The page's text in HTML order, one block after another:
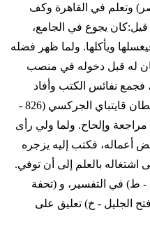
وتعلم في القاهرة وكف
معدما، قيل:كان يجوع في الجامع،
ويأكلها. ولما ظهر فضله
كان له قبل دخوله في منصب
فجمع نفائس الكتب وأفاد
القارئين عليه علما ومالا. وولاه السلطان قايتباي الجركسي (826 -
مراجعة وإلحاح. ولما ولي رأى
أعماله، فكتب إليه يزجره
اشتغاله بالعلم إلى أن توفي.
- ط) في التفسير، و (تحفة
الجليل - خ) تعليق على